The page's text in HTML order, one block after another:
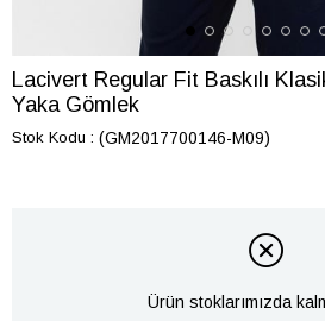
Lacivert Regular Fit Baskılı
Yaka Gömlek
Stok Kodu (GM2017700146-M09)
Ürün stoklarımızda